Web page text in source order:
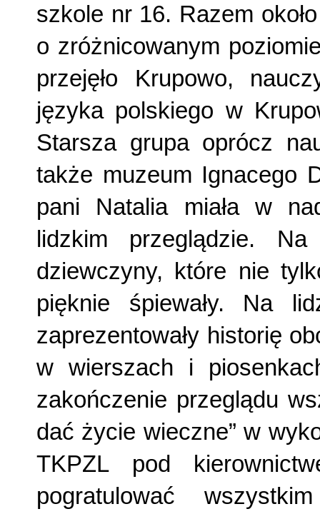
szkole nr 16. Razem
o zróżnicowanym
przejęło Krupowo,
języka polskiego w
Starsza grupa oprócz
także muzeum Ignacego
pani Natalia miała w
lidzkim przeglądzie.
dziewczyny, które nie
pięknie śpiewały. Na
zaprezentowały historię
w wierszach i
zakończenie przeglądu
dać życie wieczne” w
TKPZL pod
pogratulować